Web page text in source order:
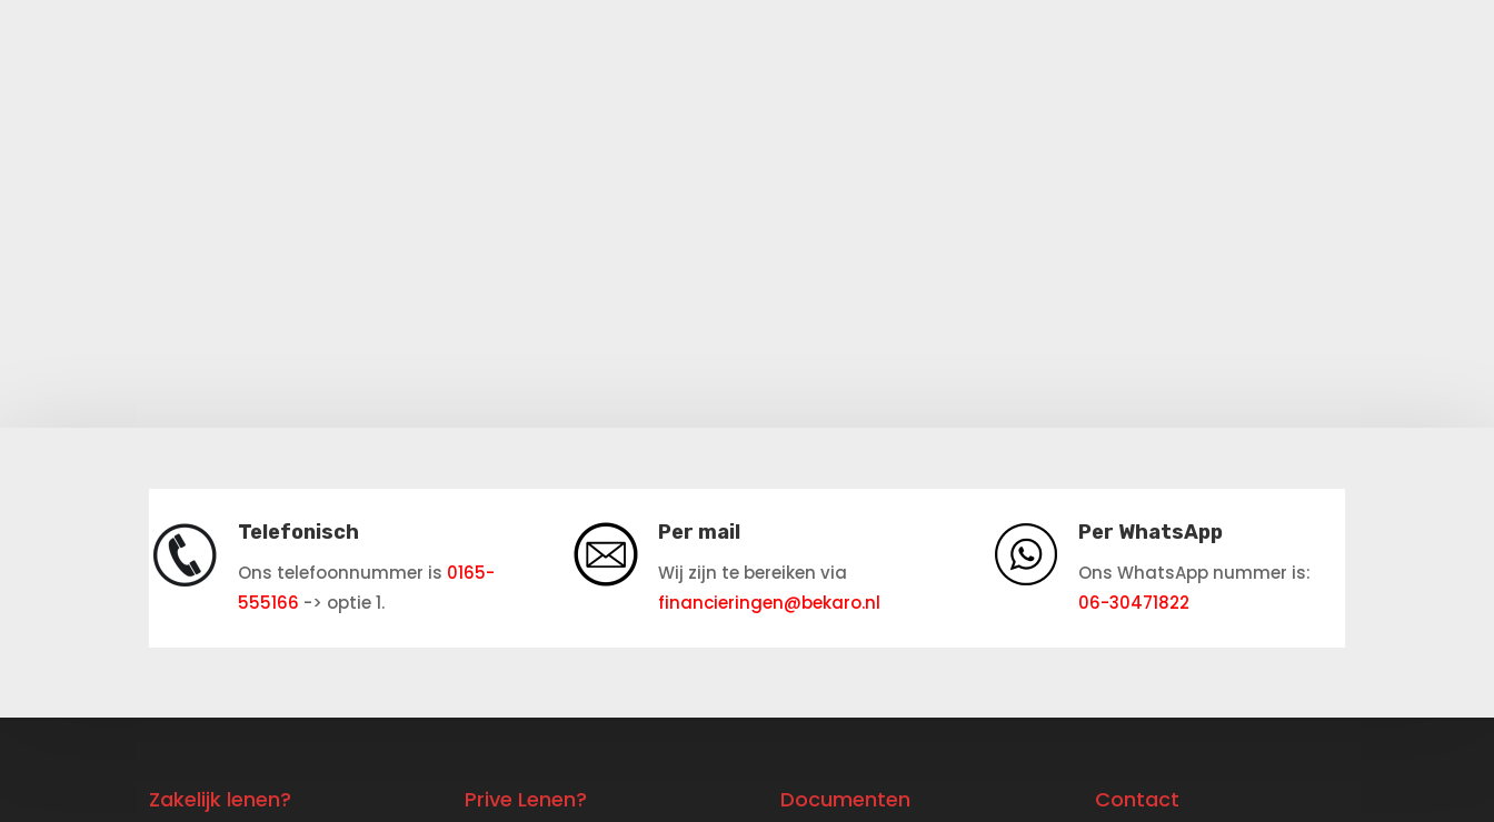
Telefonisch
Ons telefoonnummer is 0165-
555166 -> optie 1.
Per mail
Wij zijn te bereiken via
financieringen@bekaro.nl
Per WhatsApp
Ons WhatsApp nummer is:
06-30471822
Zakelijk lenen? Prive Lenen? Documenten Contact